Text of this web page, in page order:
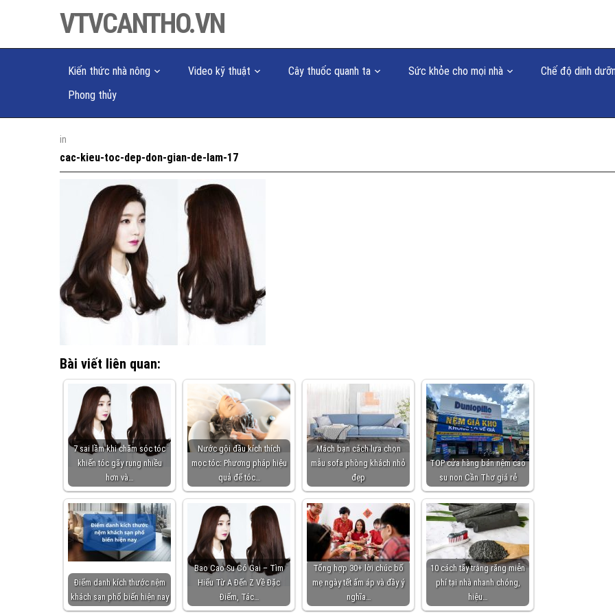
VTVCANTHO.VN
Kiến thức nhà nông Video kỹ thuật Cây thuốc quanh ta Sức khỏe cho mọi nhà
Chế độ dinh
Phong thủy
in
cac-kieu-toc-dep-don-gian-de-lam-17
Bài viết liên quan:
7 sai lầm khi chăm sóc tóc
khiến tóc gãy rụng nhiều
hơn và…
Nước gội đầu kích thích
mọc tóc: Phương pháp hiệu
quả để tóc…
Mách bạn cách lựa chọn
mẫu sofa phòng khách nhỏ
đẹp
TOP cửa hàng bán nệm cao
su non Cần Thơ giá rẻ
Điểm danh kích thước nệm
khách sạn phổ biến hiện nay
Bao Cao Su Có Gai – Tìm
Hiểu Từ A Đến Z Về Đặc
Điểm, Tác…
Tổng hợp 30+ lời chúc bố
mẹ ngày tết ấm áp và đầy ý
nghĩa…
10 cách tẩy trắng răng miễn
phí tại nhà nhanh chóng,
hiệu…